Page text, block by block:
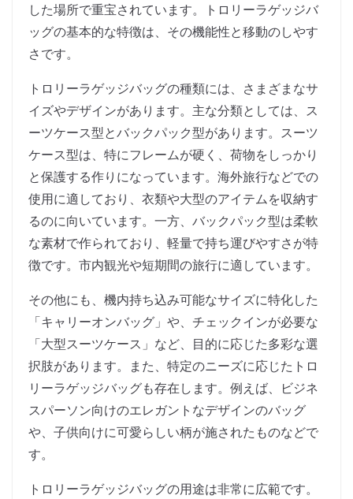
した場所で重宝されています。トロリーラゲッジバ
ッグの基本的な特徴は、その機能性と移動のしやす
さです。
トロリーラゲッジバッグの種類には、さまざまなサ
イズやデザインがあります。主な分類としては、ス
ーツケース型とバックパック型があります。スーツ
ケース型は、特にフレームが硬く、荷物をしっかり
と保護する作りになっています。海外旅行などでの
使用に適しており、衣類や大型のアイテムを収納す
るのに向いています。一方、バックパック型は柔軟
な素材で作られており、軽量で持ち運びやすさが特
徴です。市内観光や短期間の旅行に適しています。
その他にも、機内持ち込み可能なサイズに特化した
「キャリーオンバッグ」や、チェックインが必要な
「大型スーツケース」など、目的に応じた多彩な選
択肢があります。また、特定のニーズに応じたトロ
リーラゲッジバッグも存在します。例えば、ビジネ
スパーソン向けのエレガントなデザインのバッグ
や、子供向けに可愛らしい柄が施されたものなどで
す。
トロリーラゲッジバッグの用途は非常に広範です。